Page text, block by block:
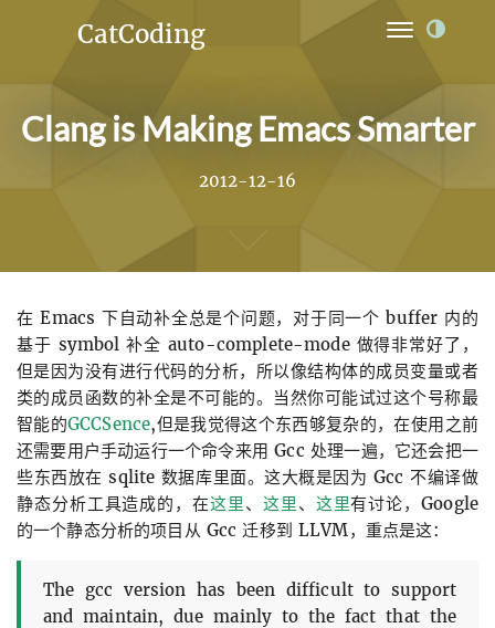
CatCoding
Archives
Ideas
Projects
About
Clang is Making Emacs Smarter
2012-12-16
在 Emacs 下自动补全总是个问题，对于同一个 buffer 内的
基于 symbol 补全 auto-complete-mode 做得非常好了，
但是因为没有进行代码的分析，所以像结构体的成员变量或者
类的成员函数的补全是不可能的。当然你可能试过这个号称最
智能的GCCSence,但是我觉得这个东西够复杂的，在使用之前
还需要用户手动运行一个命令来用 Gcc 处理一遍，它还会把一
些东西放在 sqlite 数据库里面。这大概是因为 Gcc 不编译做
静态分析工具造成的，在这里、 这里、 这里有讨论，Google
的一个静态分析的项目从 Gcc 迁移到 LLVM，重点是这：
The gcc version has been difficult to support
and maintain, due mainly to the fact that the